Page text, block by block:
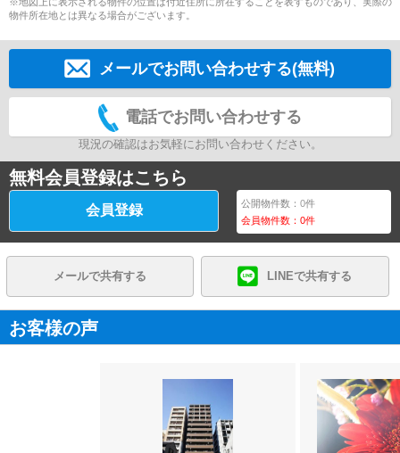
物件所在地とは異なる場合がございます。
メールでお問い合わせする(無料)
電話でお問い合わせする
現況の確認はお気軽にお問い合わせください。
無料会員登録はこちら
会員登録 公開物件数：0件
会員物件数：0件
メールで共有する LINEで共有する
お客様の声